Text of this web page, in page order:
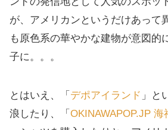
が、アメリカンというだけあって
も原色系の華やかな建物が意図的
子に。。。
とはいえ、「 デポアイランド 」と
浪したり、「 OKINAWAPOP.JP 海